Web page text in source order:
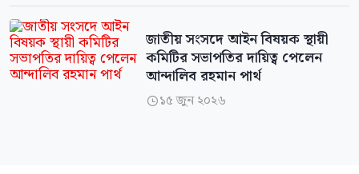
জাতীয় সংসদে আইন বিষয়ক স্থায়ী
কমিটির সভাপতির দায়িত্ব পেলেন
আন্দালিব রহমান পার্থ
১৫ জুন ২০২৬